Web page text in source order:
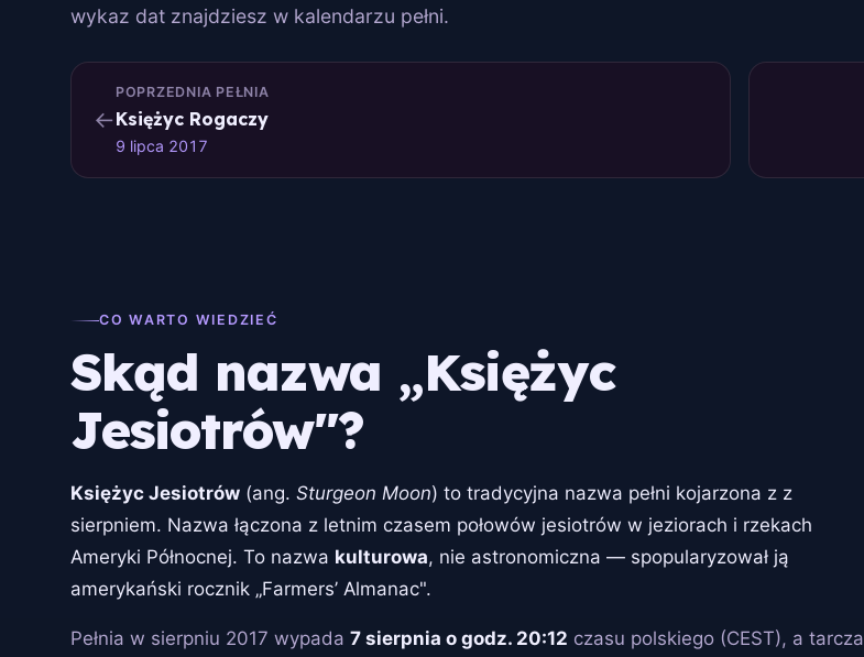
wykaz dat znajdziesz w kalendarzu pełni.
←
POPRZEDNIA PEŁNIA
Księżyc Rogaczy
9 lipca 2017
CO WARTO WIEDZIEĆ
Skąd nazwa „Księżyc
Jesiotrów"?
Księżyc Jesiotrów (ang. Sturgeon Moon) to tradycyjna nazwa pełni kojarzona z z
sierpniem. Nazwa łączona z letnim czasem połowów jesiotrów w jeziorach i rzekach
Ameryki Północnej. To nazwa kulturowa, nie astronomiczna — spopularyzował ją
amerykański rocznik „Farmers’ Almanac".
Pełnia w sierpniu 2017 wypada 7 sierpnia o godz. 20:12 czasu polskiego (CEST), a tarcza